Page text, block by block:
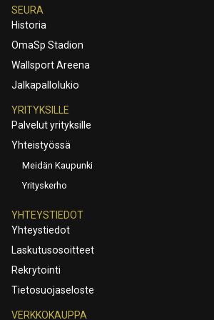
SEURA
Historia
OmaSp Stadion
Wallsport Areena
Jalkapallolukio
YRITYKSILLE
Palvelut yrityksille
Yhteistyössä
Meidän Kaupunki
Yrityskerho
YHTEYSTIEDOT
Yhteystiedot
Laskutusosoitteet
Rekrytointi
Tietosuojaseloste
VERKKOKAUPPA